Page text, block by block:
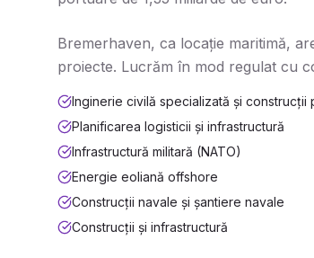
Bremerhaven, ca locație maritimă,
proiecte. Lucrăm în mod regulat cu
Inginerie civilă specializată și construcții
Planificarea logisticii și infrastructură
Infrastructură militară (NATO)
Energie eoliană offshore
Construcții navale și șantiere navale
Construcții și infrastructură